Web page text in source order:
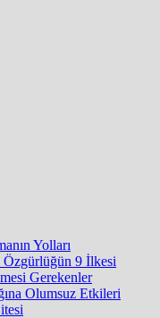
Yolları
Özgürlüğün 9 İlkesi
Gerekenler
Olumsuz Etkileri